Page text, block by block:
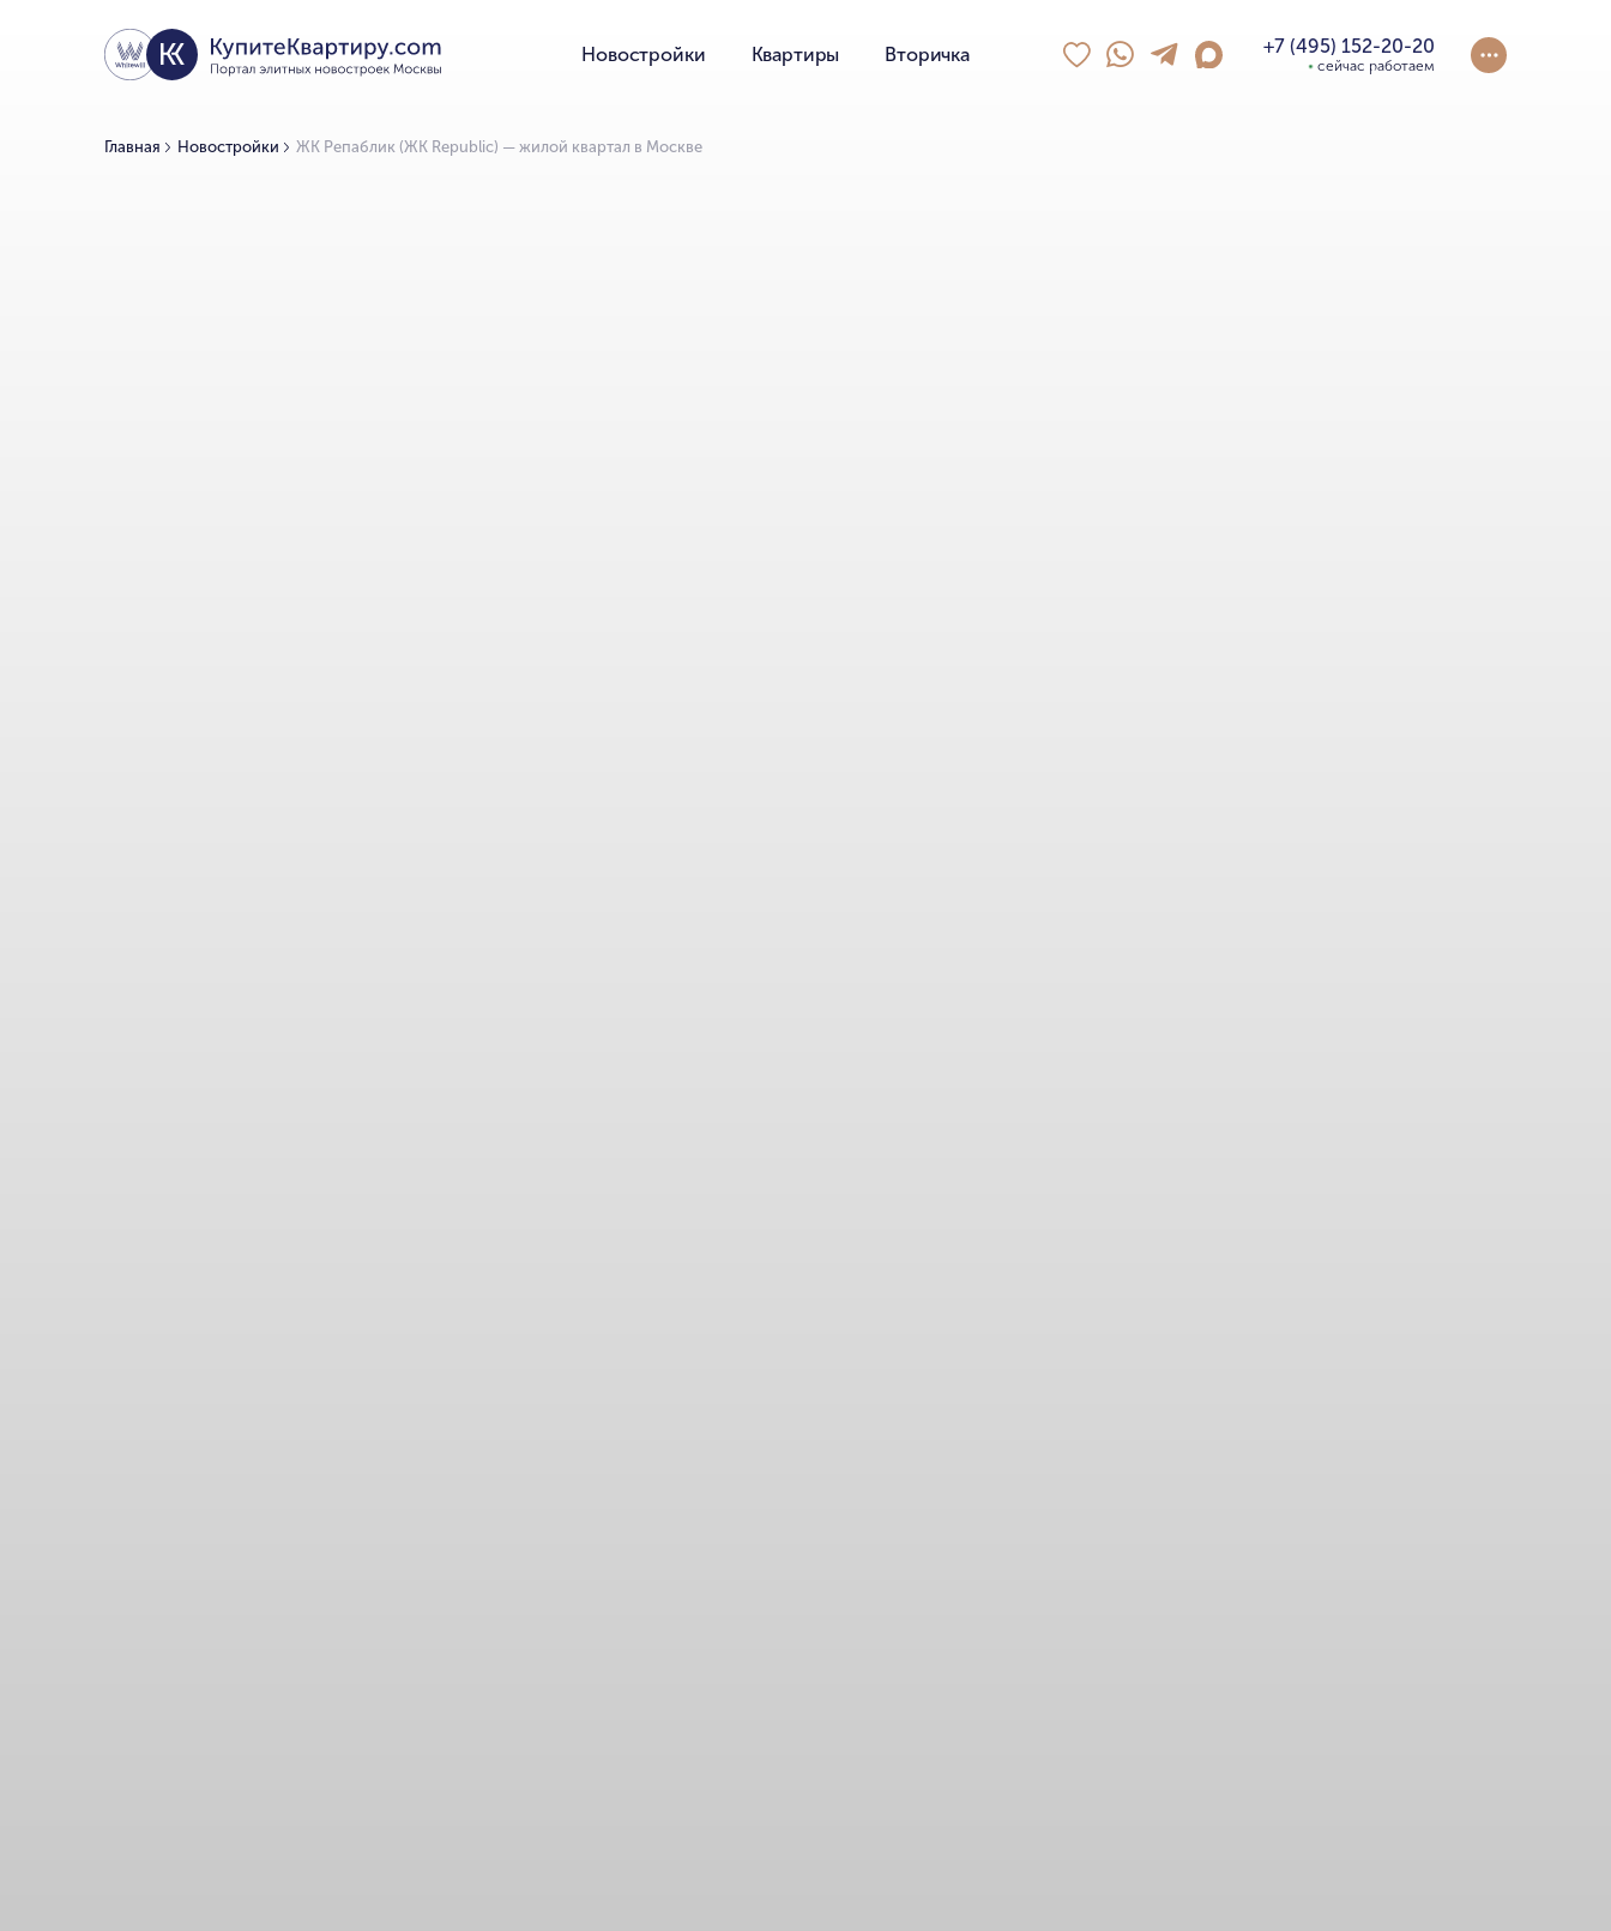
Новостройки Квартиры Вторичка +7 (495) 152-20-20
сейчас работаем
Главная Новостройки ЖК Репаблик (ЖК Republic) — жилой квартал в Москве